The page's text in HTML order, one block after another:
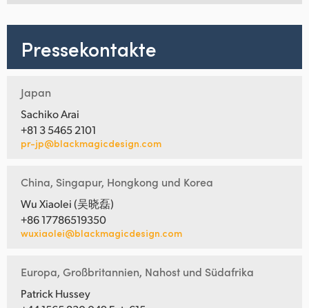
Pressekontakte
Japan
Sachiko Arai
+81 3 5465 2101
pr-jp@blackmagicdesign.com
China, Singapur, Hongkong und Korea
Wu Xiaolei (吴晓磊)
+86 17786519350
wuxiaolei@blackmagicdesign.com
Europa, Großbritannien, Nahost und Südafrika
Patrick Hussey